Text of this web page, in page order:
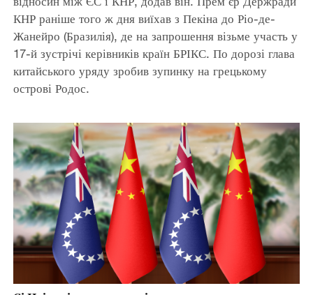
КНР раніше того ж дня виїхав з Пекіна до Ріо-де-
Жанейро (Бразилія), де на запрошення візьме участь у
17-й зустрічі керівників країн БРІКС. По дорозі глава
китайського уряду зробив зупинку на грецькому
острові Родос.